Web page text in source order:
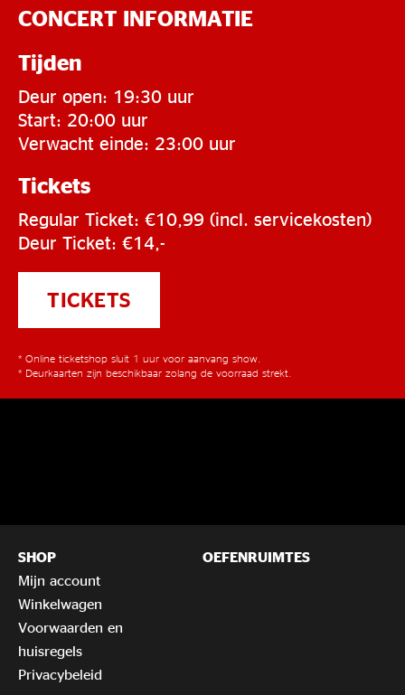
CONCERT INFORMATIE
Tijden
Deur open: 19:30 uur
Start: 20:00 uur
Verwacht einde: 23:00 uur
Tickets
Regular Ticket: €10,99 (incl. servicekosten)
Deur Ticket: €14,-
TICKETS
* Online ticketshop sluit 1 uur voor aanvang show.
* Deurkaarten zijn beschikbaar zolang de voorraad strekt.
SHOP
Mijn account
Winkelwagen
Voorwaarden en
huisregels
Privacybeleid
OEFENRUIMTES